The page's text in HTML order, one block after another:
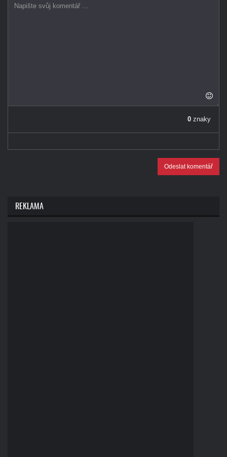
0 znaky
Odeslat komentář
REKLAMA